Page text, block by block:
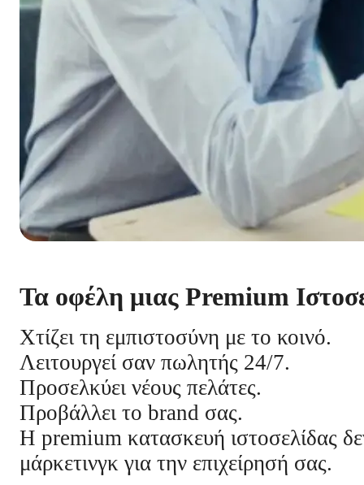
Τα οφέλη μιας Premium
Χτίζει τη εμπιστοσύνη με το κοινό.
Λειτουργεί σαν πωλητής 24/7.
Προσελκύει νέους πελάτες.
Προβάλλει το brand σας.
Η premium κατασκευή ιστοσελίδας
μάρκετινγκ για την επιχείρησή σας.